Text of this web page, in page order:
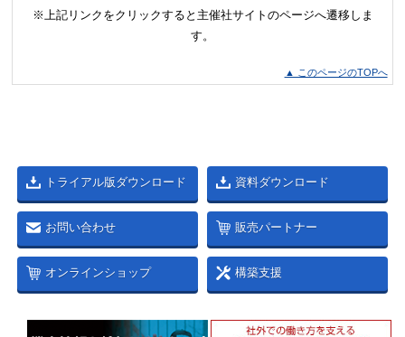
※上記リンクをクリックすると主催社サイトのページへ遷移しま
す。
▲ このページのTOPへ
トライアル版ダウンロード 資料ダウンロード
お問い合わせ 販売パートナー
オンラインショップ 構築支援